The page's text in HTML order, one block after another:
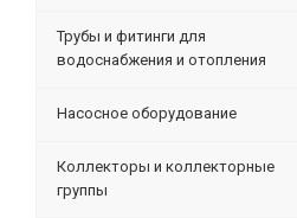
Трубы и фитинги для
водоснабжения и отопления
Насосное оборудование
Коллекторы и коллекторные
группы